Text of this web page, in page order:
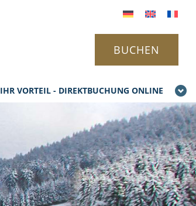
IHR VORTEIL - DIREKTBUCHUNG ONLINE
BUCHEN